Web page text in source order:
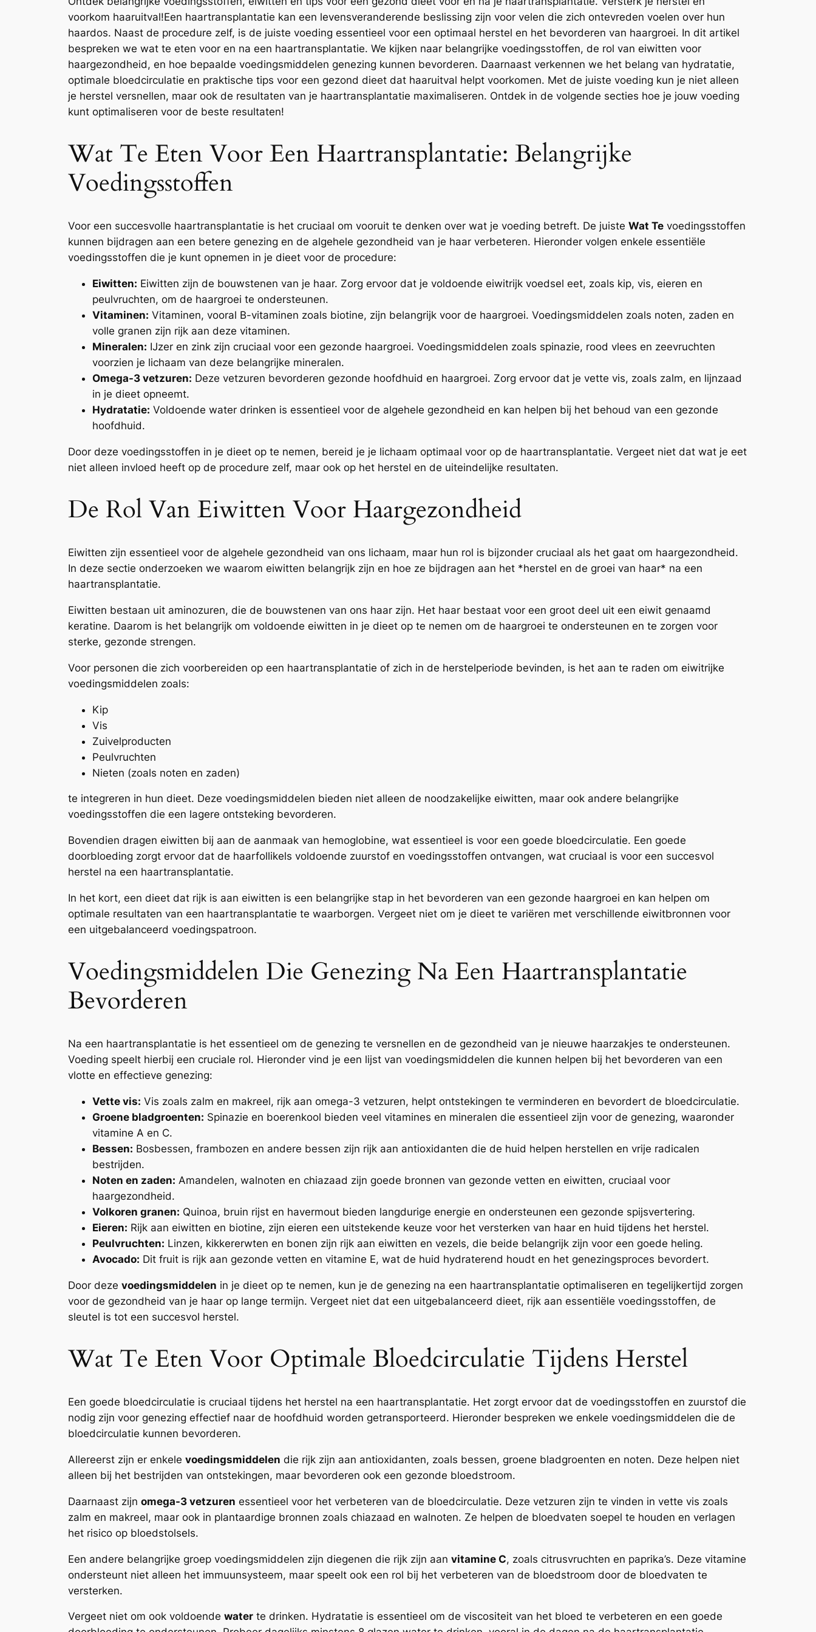
voorkom haaruitval!Een haartransplantatie kan een levensveranderende beslissing zijn voor velen die zich ontevreden voelen over hun
haardos. Naast de procedure zelf, is de juiste voeding essentieel voor een optimaal herstel en het bevorderen van haargroei. In dit artikel
bespreken we wat te eten voor en na een haartransplantatie. We kijken naar belangrijke voedingsstoffen, de rol van eiwitten voor
haargezondheid, en hoe bepaalde voedingsmiddelen genezing kunnen bevorderen. Daarnaast verkennen we het belang van hydratatie,
optimale bloedcirculatie en praktische tips voor een gezond dieet dat haaruitval helpt voorkomen. Met de juiste voeding kun je niet alleen
je herstel versnellen, maar ook de resultaten van je haartransplantatie maximaliseren. Ontdek in de volgende secties hoe je jouw voeding
kunt optimaliseren voor de beste resultaten!
Wat Te Eten Voor Een Haartransplantatie: Belangrijke
Voedingsstoffen
Voor een succesvolle haartransplantatie is het cruciaal om vooruit te denken over wat je voeding betreft. De juiste Wat Te voedingsstoffen
kunnen bijdragen aan een betere genezing en de algehele gezondheid van je haar verbeteren. Hieronder volgen enkele essentiële
voedingsstoffen die je kunt opnemen in je dieet voor de procedure:
Eiwitten: Eiwitten zijn de bouwstenen van je haar. Zorg ervoor dat je voldoende eiwitrijk voedsel eet, zoals kip, vis, eieren en
peulvruchten, om de haargroei te ondersteunen.
Vitaminen: Vitaminen, vooral B-vitaminen zoals biotine, zijn belangrijk voor de haargroei. Voedingsmiddelen zoals noten, zaden en
volle granen zijn rijk aan deze vitaminen.
Mineralen: IJzer en zink zijn cruciaal voor een gezonde haargroei. Voedingsmiddelen zoals spinazie, rood vlees en zeevruchten
voorzien je lichaam van deze belangrijke mineralen.
Omega-3 vetzuren: Deze vetzuren bevorderen gezonde hoofdhuid en haargroei. Zorg ervoor dat je vette vis, zoals zalm, en lijnzaad
in je dieet opneemt.
Hydratatie: Voldoende water drinken is essentieel voor de algehele gezondheid en kan helpen bij het behoud van een gezonde
hoofdhuid.
Door deze voedingsstoffen in je dieet op te nemen, bereid je je lichaam optimaal voor op de haartransplantatie. Vergeet niet dat wat je eet
niet alleen invloed heeft op de procedure zelf, maar ook op het herstel en de uiteindelijke resultaten.
De Rol Van Eiwitten Voor Haargezondheid
Eiwitten zijn essentieel voor de algehele gezondheid van ons lichaam, maar hun rol is bijzonder cruciaal als het gaat om haargezondheid.
In deze sectie onderzoeken we waarom eiwitten belangrijk zijn en hoe ze bijdragen aan het *herstel en de groei van haar* na een
haartransplantatie.
Eiwitten bestaan uit aminozuren, die de bouwstenen van ons haar zijn. Het haar bestaat voor een groot deel uit een eiwit genaamd
keratine. Daarom is het belangrijk om voldoende eiwitten in je dieet op te nemen om de haargroei te ondersteunen en te zorgen voor
sterke, gezonde strengen.
Voor personen die zich voorbereiden op een haartransplantatie of zich in de herstelperiode bevinden, is het aan te raden om eiwitrijke
voedingsmiddelen zoals:
Kip
Vis
Zuivelproducten
Peulvruchten
Nieten (zoals noten en zaden)
te integreren in hun dieet. Deze voedingsmiddelen bieden niet alleen de noodzakelijke eiwitten, maar ook andere belangrijke
voedingsstoffen die een lagere ontsteking bevorderen.
Bovendien dragen eiwitten bij aan de aanmaak van hemoglobine, wat essentieel is voor een goede bloedcirculatie. Een goede
doorbloeding zorgt ervoor dat de haarfollikels voldoende zuurstof en voedingsstoffen ontvangen, wat cruciaal is voor een succesvol
herstel na een haartransplantatie.
In het kort, een dieet dat rijk is aan eiwitten is een belangrijke stap in het bevorderen van een gezonde haargroei en kan helpen om
optimale resultaten van een haartransplantatie te waarborgen. Vergeet niet om je dieet te variëren met verschillende eiwitbronnen voor
een uitgebalanceerd voedingspatroon.
Voedingsmiddelen Die Genezing Na Een Haartransplantatie
Bevorderen
Na een haartransplantatie is het essentieel om de genezing te versnellen en de gezondheid van je nieuwe haarzakjes te ondersteunen.
Voeding speelt hierbij een cruciale rol. Hieronder vind je een lijst van voedingsmiddelen die kunnen helpen bij het bevorderen van een
vlotte en effectieve genezing:
Vette vis: Vis zoals zalm en makreel, rijk aan omega-3 vetzuren, helpt ontstekingen te verminderen en bevordert de bloedcirculatie.
Groene bladgroenten: Spinazie en boerenkool bieden veel vitamines en mineralen die essentieel zijn voor de genezing, waaronder
vitamine A en C.
Bessen: Bosbessen, frambozen en andere bessen zijn rijk aan antioxidanten die de huid helpen herstellen en vrije radicalen
bestrijden.
Noten en zaden: Amandelen, walnoten en chiazaad zijn goede bronnen van gezonde vetten en eiwitten, cruciaal voor
haargezondheid.
Volkoren granen: Quinoa, bruin rijst en havermout bieden langdurige energie en ondersteunen een gezonde spijsvertering.
Eieren: Rijk aan eiwitten en biotine, zijn eieren een uitstekende keuze voor het versterken van haar en huid tijdens het herstel.
Peulvruchten: Linzen, kikkererwten en bonen zijn rijk aan eiwitten en vezels, die beide belangrijk zijn voor een goede heling.
Avocado: Dit fruit is rijk aan gezonde vetten en vitamine E, wat de huid hydraterend houdt en het genezingsproces bevordert.
Door deze voedingsmiddelen in je dieet op te nemen, kun je de genezing na een haartransplantatie optimaliseren en tegelijkertijd zorgen
voor de gezondheid van je haar op lange termijn. Vergeet niet dat een uitgebalanceerd dieet, rijk aan essentiële voedingsstoffen, de
sleutel is tot een succesvol herstel.
Wat Te Eten Voor Optimale Bloedcirculatie Tijdens Herstel
Een goede bloedcirculatie is cruciaal tijdens het herstel na een haartransplantatie. Het zorgt ervoor dat de voedingsstoffen en zuurstof die
nodig zijn voor genezing effectief naar de hoofdhuid worden getransporteerd. Hieronder bespreken we enkele voedingsmiddelen die de
bloedcirculatie kunnen bevorderen.
Allereerst zijn er enkele voedingsmiddelen die rijk zijn aan antioxidanten, zoals bessen, groene bladgroenten en noten. Deze helpen niet
alleen bij het bestrijden van ontstekingen, maar bevorderen ook een gezonde bloedstroom.
Daarnaast zijn omega-3 vetzuren essentieel voor het verbeteren van de bloedcirculatie. Deze vetzuren zijn te vinden in vette vis zoals
zalm en makreel, maar ook in plantaardige bronnen zoals chiazaad en walnoten. Ze helpen de bloedvaten soepel te houden en verlagen
het risico op bloedstolsels.
Een andere belangrijke groep voedingsmiddelen zijn diegenen die rijk zijn aan vitamine C, zoals citrusvruchten en paprika’s. Deze vitamine
ondersteunt niet alleen het immuunsysteem, maar speelt ook een rol bij het verbeteren van de bloedstroom door de bloedvaten te
versterken.
Vergeet niet om ook voldoende water te drinken. Hydratatie is essentieel om de viscositeit van het bloed te verbeteren en een goede